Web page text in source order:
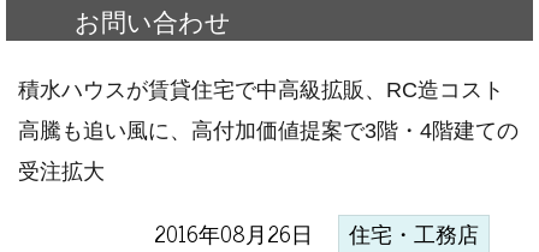
お問い合わせ
積水ハウスが賃貸住宅で中高級拡販、RC造コスト
高騰も追い風に、高付加価値提案で3階・4階建ての
受注拡大
2016年08月26日 住宅・工務店